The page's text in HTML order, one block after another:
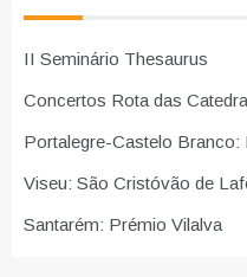
II Seminário Thesaurus
Concertos Rota das
Portalegre-Castelo Branco:
Viseu: São Cristóvão de
Santarém: Prémio Vilalva